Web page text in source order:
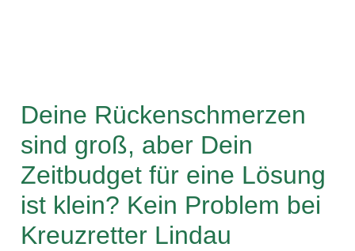
Deine Rückenschmerzen
sind groß, aber Dein
Zeitbudget für eine Lösung
ist klein? Kein Problem bei
Kreuzretter Lindau